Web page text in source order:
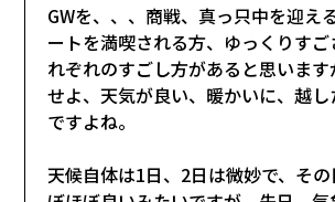
GWを、、、商戦、真っ只中を迎え
ートを満喫される方、ゆっくりすご
れぞれのすごし方があると思いま
せよ、天気が良い、暖かいに、越
ですよね。
天候自体は1日、2日は微妙で、そ